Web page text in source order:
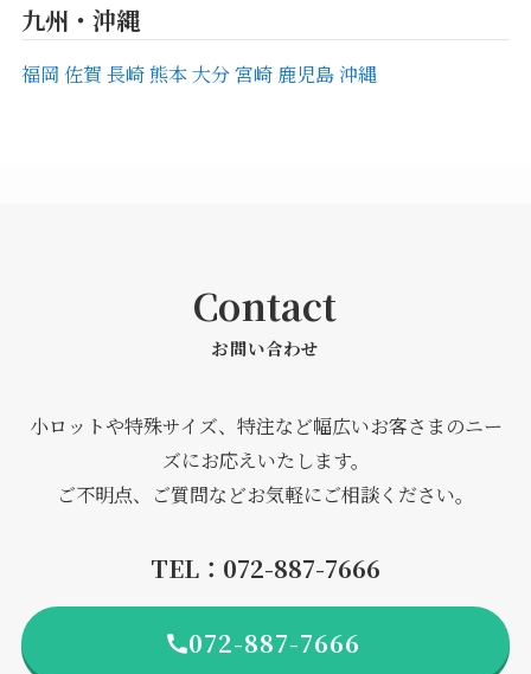
九州・沖縄
福岡 佐賀 長崎熊本大分宮崎 鹿児島沖縄
Contact
お問い合わせ
小ロットや特殊サイズ、特注など幅広いお客さまのニー
ズにお応えいたします。
ご不明点、ご質問などお気軽にご相談ください。
TEL：072-887-7666
072-887-7666